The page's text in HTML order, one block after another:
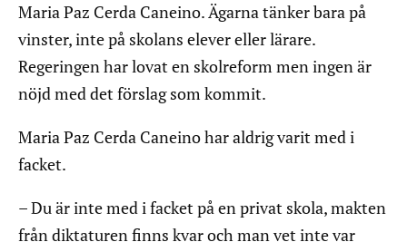
Maria Paz Cerda Caneino. Ägarna tänker bara på
vinster, inte på skolans elever eller lärare.
Regeringen har lovat en skolreform men ingen är
nöjd med det förslag som kommit.
Maria Paz Cerda Caneino har aldrig varit med i
facket.
– Du är inte med i facket på en privat skola, makten
från diktaturen finns kvar och man vet inte var